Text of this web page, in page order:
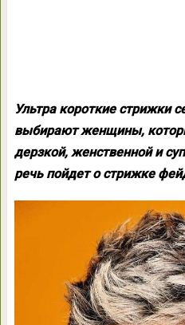
Ультра короткие стрижки
выбирают женщины,
дерзкой, женственной и
речь пойдет о стрижке